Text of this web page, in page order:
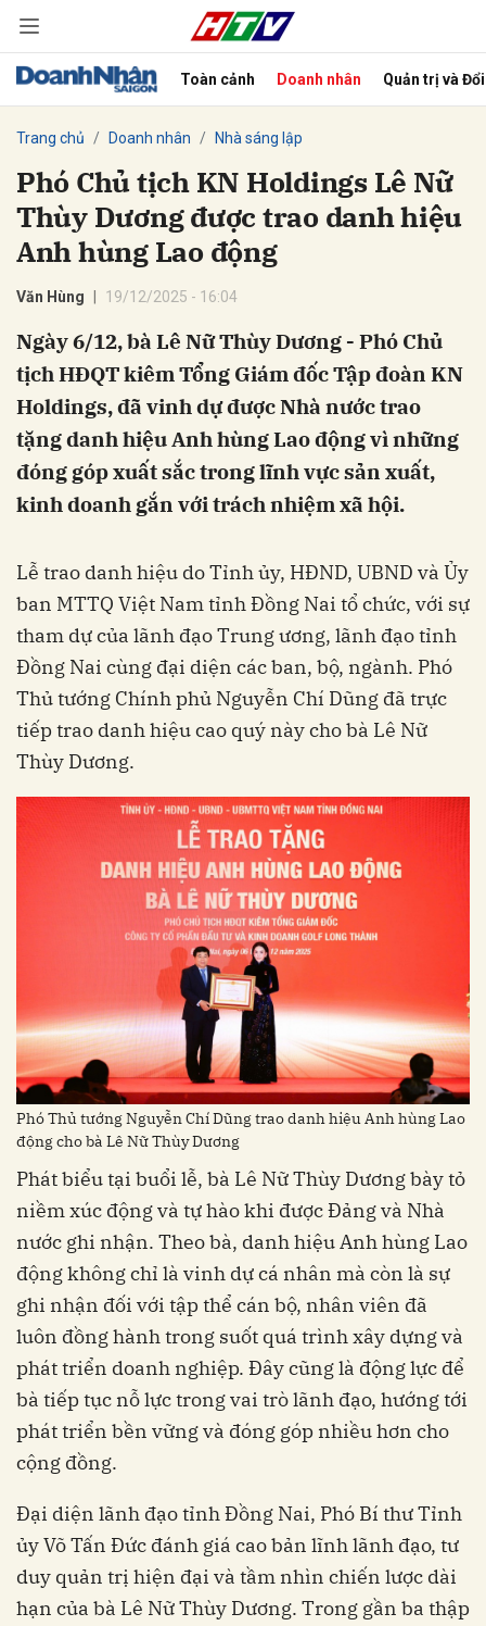
Toàn cảnh Doanh nhân Quản trị và
Trang chủ Doanh nhân Nhà sáng lập
Phó Chủ tịch KN Holdings Lê Nữ
Thùy Dương được trao danh hiệu
Anh hùng Lao động
Văn Hùng 19/12/2025 - 16:04
Ngày 6/12, bà Lê Nữ Thùy Dương - Phó Chủ
tịch HĐQT kiêm Tổng Giám đốc Tập đoàn KN
Holdings, đã vinh dự được Nhà nước trao
tặng danh hiệu Anh hùng Lao động vì những
đóng góp xuất sắc trong lĩnh vực sản xuất,
kinh doanh gắn với trách nhiệm xã hội.
Lễ trao danh hiệu do Tỉnh ủy, HĐND, UBND và Ủy
ban MTTQ Việt Nam tỉnh Đồng Nai tổ chức, với sự
tham dự của lãnh đạo Trung ương, lãnh đạo tỉnh
Đồng Nai cùng đại diện các ban, bộ, ngành. Phó
Thủ tướng Chính phủ Nguyễn Chí Dũng đã trực
tiếp trao danh hiệu cao quý này cho bà Lê Nữ
Thùy Dương.
Phó Thủ tướng Nguyễn Chí Dũng trao danh hiệu Anh hùng Lao
động cho bà Lê Nữ Thùy Dương
Phát biểu tại buổi lễ, bà Lê Nữ Thùy Dương bày tỏ
niềm xúc động và tự hào khi được Đảng và Nhà
nước ghi nhận. Theo bà, danh hiệu Anh hùng Lao
động không chỉ là vinh dự cá nhân mà còn là sự
ghi nhận đối với tập thể cán bộ, nhân viên đã
luôn đồng hành trong suốt quá trình xây dựng và
phát triển doanh nghiệp. Đây cũng là động lực để
bà tiếp tục nỗ lực trong vai trò lãnh đạo, hướng tới
phát triển bền vững và đóng góp nhiều hơn cho
cộng đồng.
Đại diện lãnh đạo tỉnh Đồng Nai, Phó Bí thư Tỉnh
ủy Võ Tấn Đức đánh giá cao bản lĩnh lãnh đạo, tư
duy quản trị hiện đại và tầm nhìn chiến lược dài
hạn của bà Lê Nữ Thùy Dương. Trong gần ba thập
Hủy